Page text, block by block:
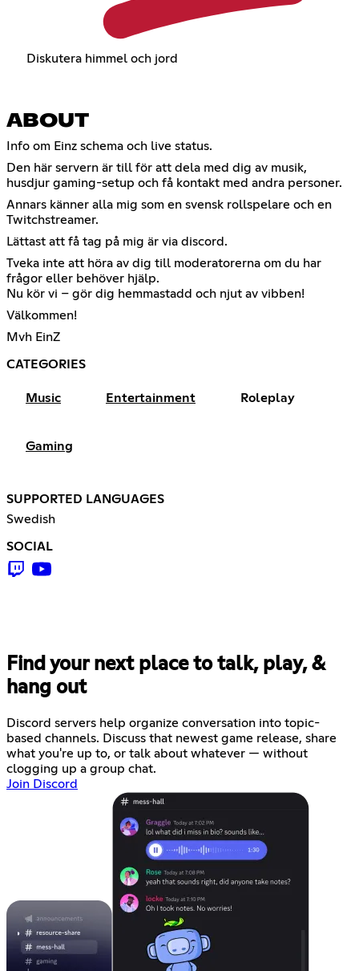
Diskutera himmel och jord
ABOUT
Info om Einz schema och live status.
Den här servern är till för att dela med dig av musik,
husdjur gaming-setup och få kontakt med andra personer.
Annars känner alla mig som en svensk rollspelare och en
Twitchstreamer.
Lättast att få tag på mig är via discord.
Tveka inte att höra av dig till moderatorerna om du har
frågor eller behöver hjälp.
Nu kör vi – gör dig hemmastadd och njut av vibben!
Välkommen!
Mvh EinZ
CATEGORIES
Music Entertainment Roleplay
Gaming
SUPPORTED LANGUAGES
Swedish
SOCIAL
Find your next place to talk, play, &
hang out
Discord servers help organize conversation into topic-
based channels. Discuss that newest game release, share
what you're up to, or talk about whatever — without
clogging up a group chat.
Join Discord